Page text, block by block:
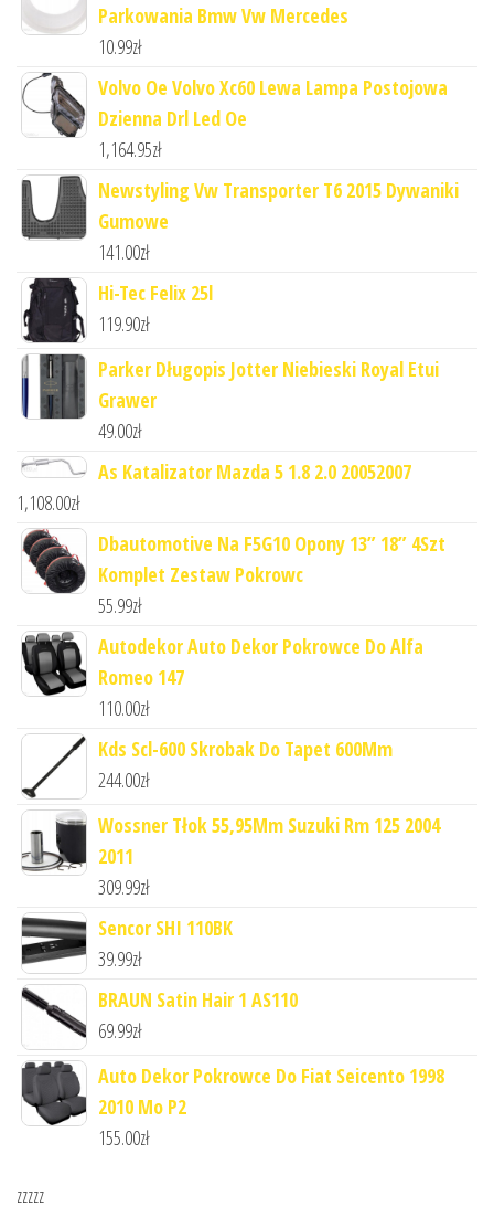
Parkowania Bmw Vw Mercedes
10.99zł
Volvo Oe Volvo Xc60 Lewa Lampa Postojowa
Dzienna Drl Led Oe
1,164.95zł
Newstyling Vw Transporter T6 2015 Dywaniki
Gumowe
141.00zł
Hi-Tec Felix 25l
119.90zł
Parker Długopis Jotter Niebieski Royal Etui
Grawer
49.00zł
As Katalizator Mazda 5 1.8 2.0 20052007
1,108.00zł
Dbautomotive Na F5G10 Opony 13” 18” 4Szt
Komplet Zestaw Pokrowc
55.99zł
Autodekor Auto Dekor Pokrowce Do Alfa
Romeo 147
110.00zł
Kds Scl-600 Skrobak Do Tapet 600Mm
244.00zł
Wossner Tłok 55,95Mm Suzuki Rm 125 2004
2011
309.99zł
Sencor SHI 110BK
39.99zł
BRAUN Satin Hair 1 AS110
69.99zł
Auto Dekor Pokrowce Do Fiat Seicento 1998
2010 Mo P2
155.00zł
zzzzz